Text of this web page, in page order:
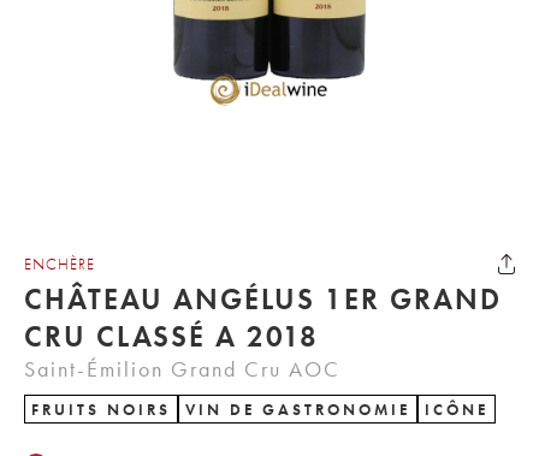
ENCHÈRE
CHÂTEAU ANGÉLUS 1ER GRAND
CRU CLASSÉ A 2018
Saint-Émilion Grand Cru AOC
FRUITS NOIRS VIN DE GASTRONOMIE ICÔNE